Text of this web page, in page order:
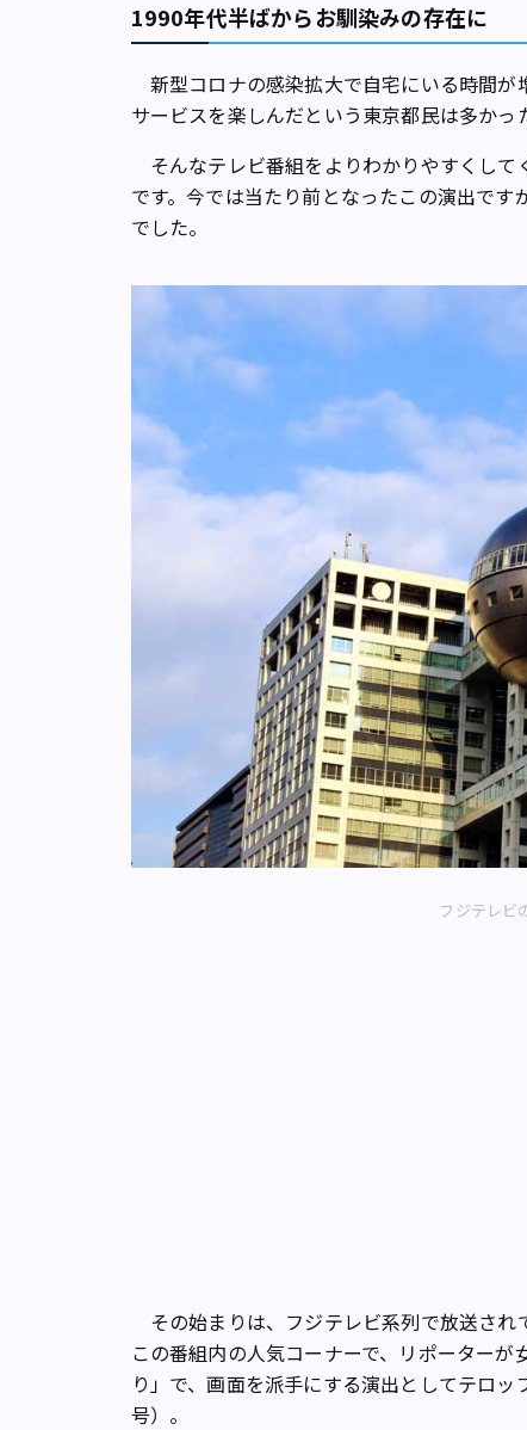
1990年代半ばからお馴染みの存在に
新型コロナの感染拡大で自宅にいる時間
サービスを楽しんだという東京都民は多かっ
そんなテレビ番組をよりわかりやすくして
です。今では当たり前となったこの演出で
でした。
フジテレビ
その始まりは、フジテレビ系列で放送され
この番組内の人気コーナーで、リポーター
り」で、画面を派手にする演出としてテロ
号）。